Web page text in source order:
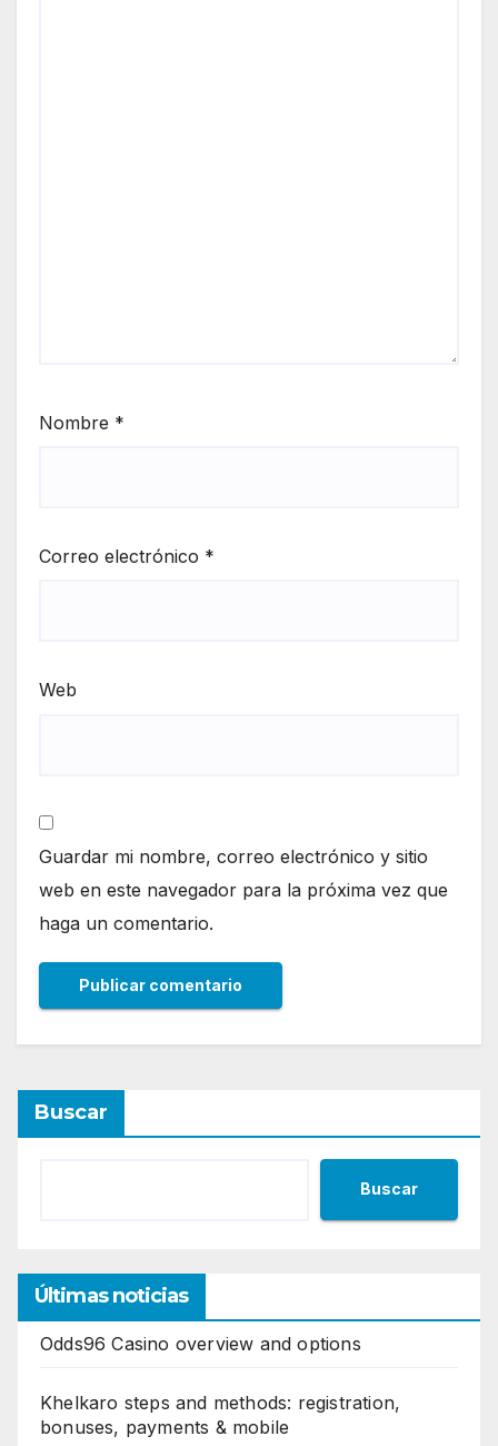
Nombre *
Correo electrónico *
Web
Guardar mi nombre, correo electrónico y sitio
web en este navegador para la próxima vez que
haga un comentario.
Buscar
Buscar
Últimas noticias
Odds96 Casino overview and options
Khelkaro steps and methods: registration,
bonuses, payments & mobile